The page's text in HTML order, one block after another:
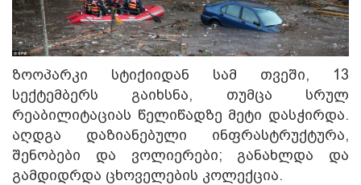
ზოოპარკი სტიქიიდან სამ თვეში, 13
სექტემბერს გაიხსნა, თუმცა სრულ
რეაბილიტაციას წელიწადზე მეტი დასჭირდა.
აღდგა დაზიანებული ინფრასტრუქტურა,
შენობები და ვოლიერები; განახლდა და
გამდიდრდა ცხოველების კოლექცია.